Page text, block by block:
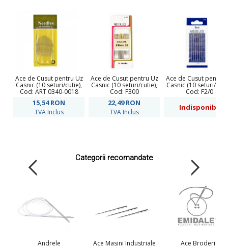
Ace de Cusut pentru Uz
Casnic (10 seturi/cutie),
Cod: ART 0340-0018
15,54RON
TVA Inclus
Ace de Cusut pentru Uz
Casnic (10 seturi/cutie),
Cod: F300
22,49RON
TVA Inclus
Ace de Cusut pentru
Casnic (10 seturi/
Cod: F2/0
Indisponibil
Categorii recomandate
Andrele Ace Masini Industriale Ace Broderie